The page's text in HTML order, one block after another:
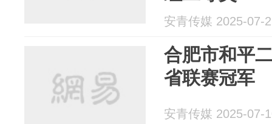
安青传媒 2025-07-
合肥市和平
省联赛冠军
安青传媒 2025-07-